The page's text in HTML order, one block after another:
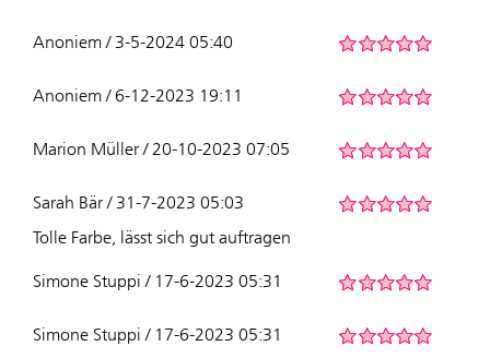
Anoniem / 3-5-2024 05:40
Anoniem / 6-12-2023 19:11
Marion Müller / 20-10-2023 07:05
Sarah Bär / 31-7-2023 05:03
Tolle Farbe, lässt sich gut auftragen
Simone Stuppi / 17-6-2023 05:31
Simone Stuppi / 17-6-2023 05:31